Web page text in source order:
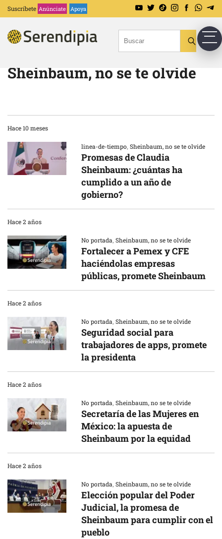
Suscríbete Anúnciate Apoya
Sheinbaum, no se te olvide
Hace 10 meses
linea-de-tiempo,Sheinbaum, no se te olvide
Promesas de Claudia
Sheinbaum: ¿cuántas ha
cumplido a un año de
gobierno?
Hace 2 años
No portada,Sheinbaum, no se te olvide
Fortalecer a Pemex y CFE
haciéndolas empresas
públicas, promete Sheinbaum
Hace 2 años
No portada,Sheinbaum, no se te olvide
Seguridad social para
trabajadores de apps, promete
la presidenta
Hace 2 años
No portada,Sheinbaum, no se te olvide
Secretaría de las Mujeres en
México: la apuesta de
Sheinbaum por la equidad
Hace 2 años
No portada,Sheinbaum, no se te olvide
Elección popular del Poder
Judicial, la promesa de
Sheinbaum para cumplir con el
pueblo